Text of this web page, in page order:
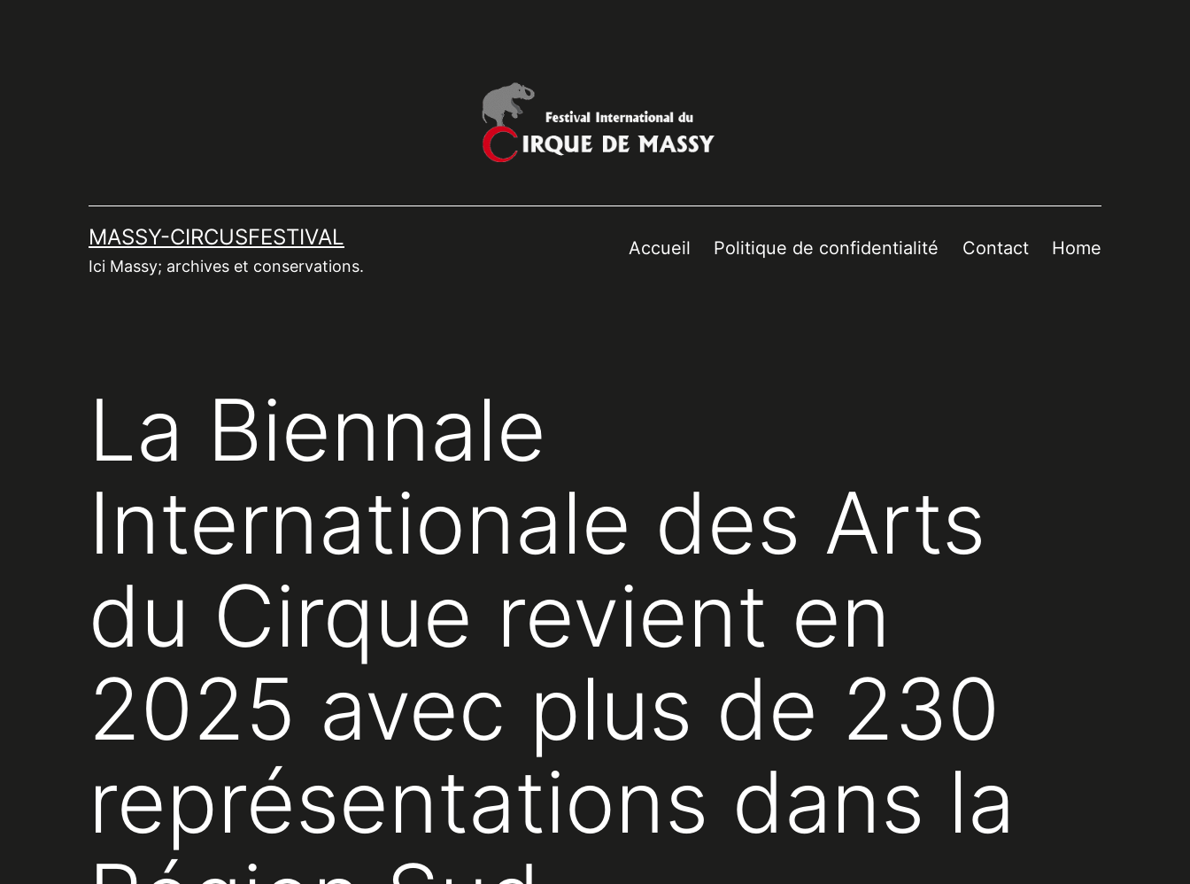
MASSY-CIRCUSFESTIVAL
Ici Massy; archives et conservations.
Accueil Politique de confidentialité Contact Home
La Biennale
Internationale des Arts
du Cirque revient en
2025 avec plus de 230
représentations dans la